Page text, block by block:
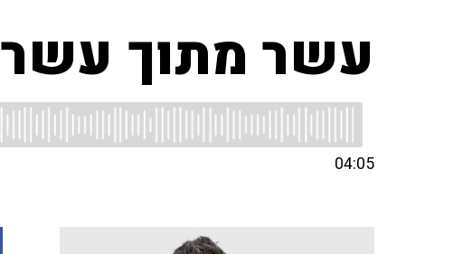
עשר מתוך עשר
04:05